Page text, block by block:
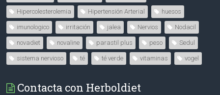
Hipercolesterolemia Hipertensión Arterial huesos
imunologico irritación jalea Nervios Nodacil
novadiet novaline parastil plus peso Sedul
sistema nervioso té té verde vitaminas vogel
Contacta con Herboldiet